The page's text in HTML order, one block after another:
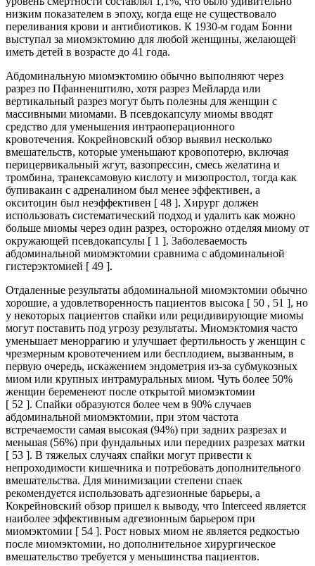
низким показателем в эпоху, когда еще не существовало
переливания крови и антибиотиков. К 1930-м годам Бонни
выступал за миомэктомию для любой женщины, желающей
иметь детей в возрасте до 41 года.
Абдоминальную миомэктомию обычно выполняют через
разрез по Пфанненштилю, хотя разрез Мейларда или
вертикальный разрез могут быть полезны для женщин с
массивными миомами. В псевдокапсулу миомы вводят
средство для уменьшения интраоперационного
кровотечения. Кокрейновский обзор выявил несколько
вмешательств, которые уменьшают кровопотерю, включая
перицервикальный жгут, вазопрессин, смесь желатина и
тромбина, транексамовую кислоту и мизопростол, тогда как
бупивакаин с адреналином был менее эффективен, а
окситоцин был неэффективен [ 48 ]. Хирург должен
использовать систематический подход и удалить как можно
больше миомы через один разрез, осторожно отделяя миому от
окружающей псевдокапсулы [ 1 ]. Заболеваемость
абдоминальной миомэктомии сравнима с абдоминальной
гистерэктомией [ 49 ].
Отдаленные результаты абдоминальной миомэктомии обычно
хорошие, а удовлетворенность пациентов высока [ 50 , 51 ], но
у некоторых пациентов спайки или рецидивирующие миомы
могут поставить под угрозу результаты. Миомэктомия часто
уменьшает меноррагию и улучшает фертильность у женщин с
чрезмерным кровотечением или бесплодием, вызванным, в
первую очередь, искажением эндометрия из-за субмукозных
миом или крупных интрамуральных миом. Чуть более 50%
женщин беременеют после открытой миомэктомии
[ 52 ]. Спайки образуются более чем в 90% случаев
абдоминальной миомэктомии, при этом частота
встречаемости самая высокая (94%) при задних разрезах и
меньшая (56%) при фундальных или передних разрезах матки
[ 53 ]. В тяжелых случаях спайки могут привести к
непроходимости кишечника и потребовать дополнительного
вмешательства. Для минимизации степени спаек
рекомендуется использовать адгезионные барьеры, а
Кокрейновский обзор пришел к выводу, что Interceed является
наиболее эффективным адгезионным барьером при
миомэктомии [ 54 ]. Рост новых миом не является редкостью
после миомэктомии, но дополнительное хирургическое
вмешательство требуется у меньшинства пациентов.